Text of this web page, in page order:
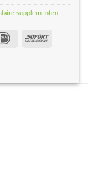
supplementen